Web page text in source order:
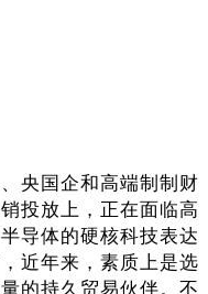
央国企和高端制制财
投放上，正在面临高
导体的硬核科技表达
近年来，素质上是选
的持久贸易伙伴。不